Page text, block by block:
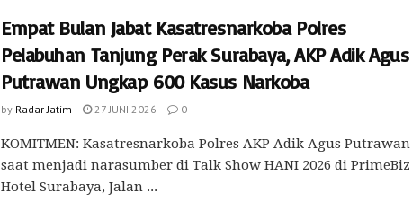
Empat Bulan Jabat Kasatresnarkoba Polres
Pelabuhan Tanjung Perak Surabaya, AKP Adik Agus
Putrawan Ungkap 600 Kasus Narkoba
by Radar Jatim 27 JUNI 2026 0
KOMITMEN: Kasatresnarkoba Polres AKP Adik Agus Putrawan
saat menjadi narasumber di Talk Show HANI 2026 di PrimeBiz
Hotel Surabaya, Jalan ...